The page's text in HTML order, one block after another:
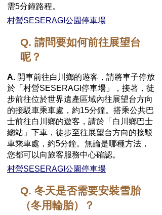
需5分鐘路程。
村營SESERAGI公園停車場
Q. 請問要如何前往展望台
呢？
A. 開車前往白川鄉的遊客，請將車子停放
於「村營SESERAGI停車場」，接著，徒
步前往位於世界遺產區域內往展望台方向
的接駁車乘車處，約15分鐘。搭乘公共巴
士前往白川鄉的遊客，請於「白川鄉巴士
總站」下車，徒步至往展望台方向的接駁
車乘車處，約5分鐘。無論是哪種方法，
您都可以向旅客服務中心確認。
村營SESERAGI公園停車場
Q. 冬天是否需要安裝雪胎
（冬用輪胎）？